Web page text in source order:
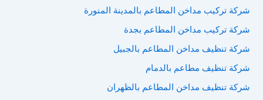
شركة تركيب مداخن المطاعم بالمدينة المنورة
شركة تركيب مداخن المطاعم بجدة
شركة تنظيف مداخن المطاعم بالجبيل
شركة تنظيف مطاعم بالدمام
شركة تنظيف مداخن المطاعم بالظهران